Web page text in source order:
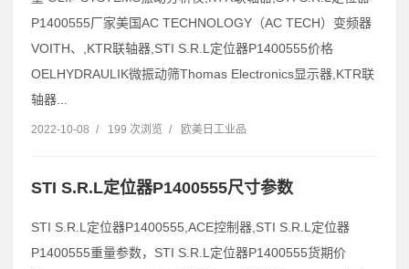
P1400555厂家美国AC TECHNOLOGY（AC TECH）变频器
VOITH、,KTR联轴器,STI S.R.L定位器P1400555价格
OELHYDRAULIK微振动筛Thomas Electronics显示器,KTR联
轴器...
2022-10-08 / 199 次浏览 / 欧美日工业品
STI S.R.L定位器P1400555尺寸参数
STI S.R.L定位器P1400555,ACE控制器,STI S.R.L定位器
P1400555重量参数，STI S.R.L定位器P1400555货期价